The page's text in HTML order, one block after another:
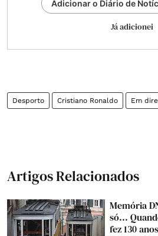
Adicionar o Diário de
Já adicionei
Desporto Cristiano Ronaldo Em
Artigos Relacionados
Memória
só...
fez 130 anos